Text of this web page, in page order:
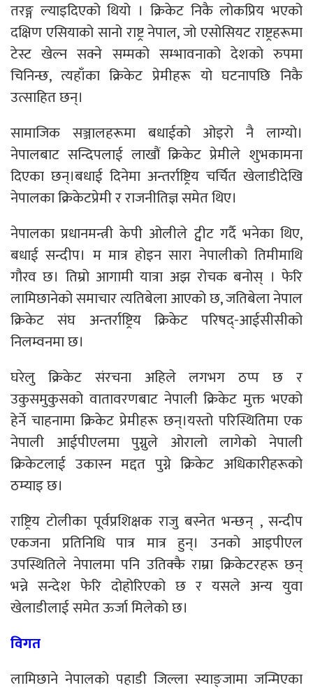
तरङ्ग ल्याइदिएको थियो । क्रिकेट निकै लोकप्रिय भएको
दक्षिण एसियाको सानो राष्ट्र नेपाल, जो एसोसियट राष्ट्रहरूमा
टेस्ट खेल्न सक्ने सम्मको सम्भावनाको देशको रुपमा
चिनिन्छ, त्यहाँका क्रिकेट प्रेमीहरू यो घटनापछि निकै
उत्साहित छन्।
सामाजिक सञ्जालहरूमा बधाईको ओइरो नै लाग्यो।
नेपालबाट सन्दिपलाई लाखौं क्रिकेट प्रेमीले शुभकामना
दिएका छन्।बधाई दिनेमा अन्तर्राष्ट्रिय चर्चित खेलाडीदेखि
नेपालका क्रिकेटप्रेमी र राजनीतिज्ञ समेत थिए।
नेपालका प्रधानमन्त्री केपी ओलीले ट्वीट गर्दै भनेका थिए,
बधाई सन्दीप। म मात्र होइन सारा नेपालीको तिमीमाथ‌ि
गौरव छ। तिम्रो आगामी यात्रा अझ रोचक बनोस् । फेर‌ि
लामिछानेको समाचार त्यतिबेला आएको छ, जतिबेला नेपाल
क्रिकेट संघ अन्तर्राष्ट्रिय क्रिकेट परिषद्-आईसीसीको
निलम्वनमा छ।
घरेलु क्रिकेट संरचना अहिले लगभग ठप्प छ र
उकुसमुकुसको वातावरणबाट नेपाली क्रिकेट मुक्त भएको
हेर्ने चाहनामा क्रिकेट प्रेमीहरू छन्।यस्तो परिस्थितिमा एक
नेपाली आईपीएलमा पुग्नुले ओरालो लागेको नेपाली
क्रिकेटलाई उकास्न मद्दत पुग्ने क्रिकेट अधिकारीहरूको
ठम्याइ छ।
राष्ट्रिय टोलीका पूर्वप्रशिक्षक राजु बस्नेत भन्छन् , सन्दीप
एकजना प्रतिनिधि पात्र मात्र हुन्। उनको आइपीएल
उपस्थितिले नेपालमा पनि उतिक्कै राम्रा क्रिकेटरहरू छन्
भन्ने सन्देश फेर‌ि दोहोरिएको छ र यसले अन्य युवा
खेलाडीलाई समेत ऊर्जा मिलेको छ।
विगत
लामिछाने नेपालको पहाडी जिल्ला स्याङ्जामा जन्मिएका